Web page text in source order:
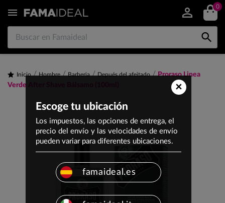
 0

Inicio Hombre Barberia Depués del afeitado
Proraso Linea
Verde After Shave Bálsamo (100ml)
×
Escoge tu ubicación
Los impuestos, las opciones de entrega, el
precio del envío y las velocidades de envío
pueden variar para diferentes ubicaciones.
famaideal.es